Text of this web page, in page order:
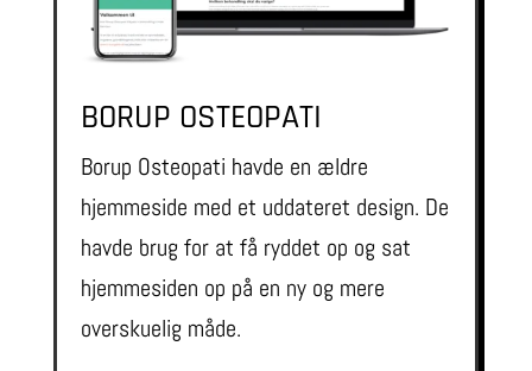
BORUP OSTEOPATI
Borup Osteopati havde en ældre
hjemmeside med et uddateret design. De
havde brug for at få ryddet op og sat
hjemmesiden op på en ny og mere
overskuelig måde.